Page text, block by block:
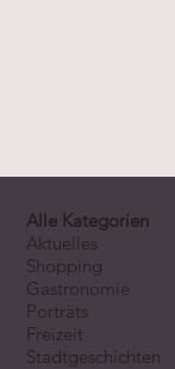
Alle Kategorien
Aktuelles
Shopping
Gastronomie
Porträts
Freizeit
Stadtgeschichten